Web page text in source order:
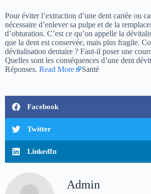
Pour éviter l’extraction d’une dent cariée ou
nécessaire d’enlever sa pulpe et de la
d’obturation. C’est ce qu’on appelle la
que la dent est conservée, mais plus fragile.
dévitalisation dentaire ? Faut-il poser une
Quelles sont les conséquences d’une dent
Réponses. Read More Santé
Facebook
Twitter
LinkedIn
Admin